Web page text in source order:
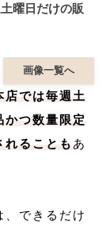
曜日だけの販
画像一覧へ
店では毎週土
つ数量限定
れることも あ
、できるだけ